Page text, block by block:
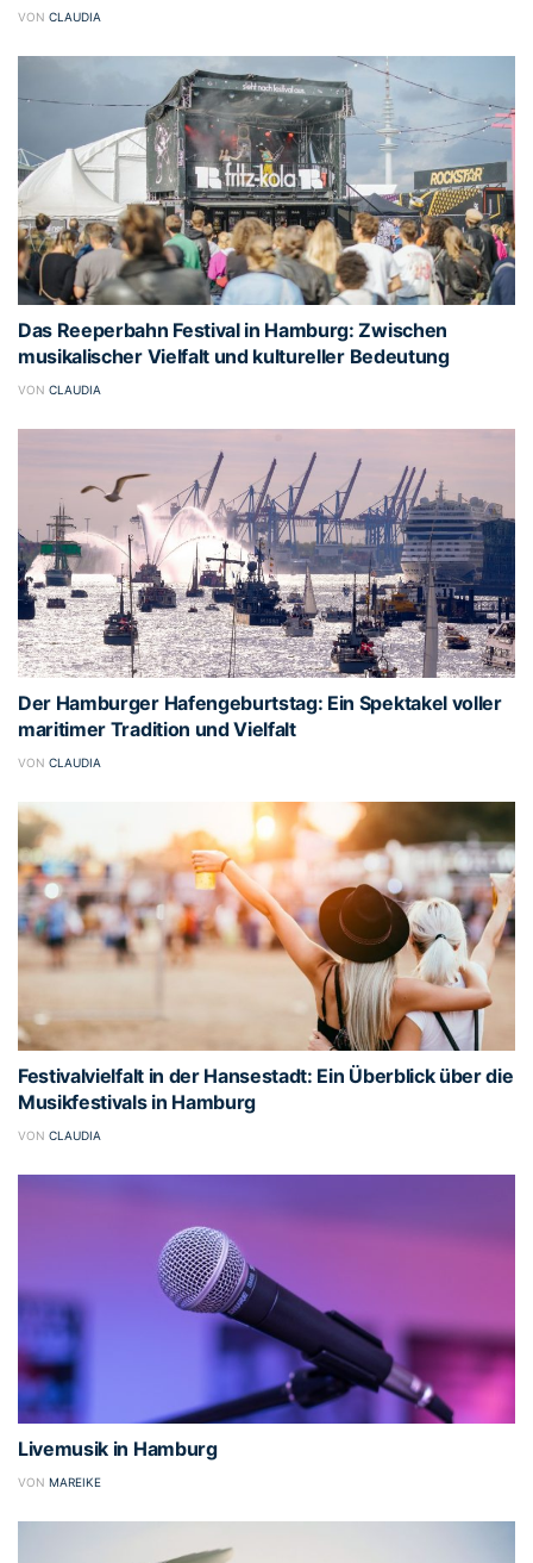
VON CLAUDIA
Das Reeperbahn Festival in Hamburg: Zwischen
musikalischer Vielfalt und kultureller Bedeutung
VON CLAUDIA
Der Hamburger Hafengeburtstag: Ein Spektakel voller
maritimer Tradition und Vielfalt
VON CLAUDIA
Festivalvielfalt in der Hansestadt: Ein Überblick über die
Musikfestivals in Hamburg
VON CLAUDIA
Livemusik in Hamburg
VON MAREIKE